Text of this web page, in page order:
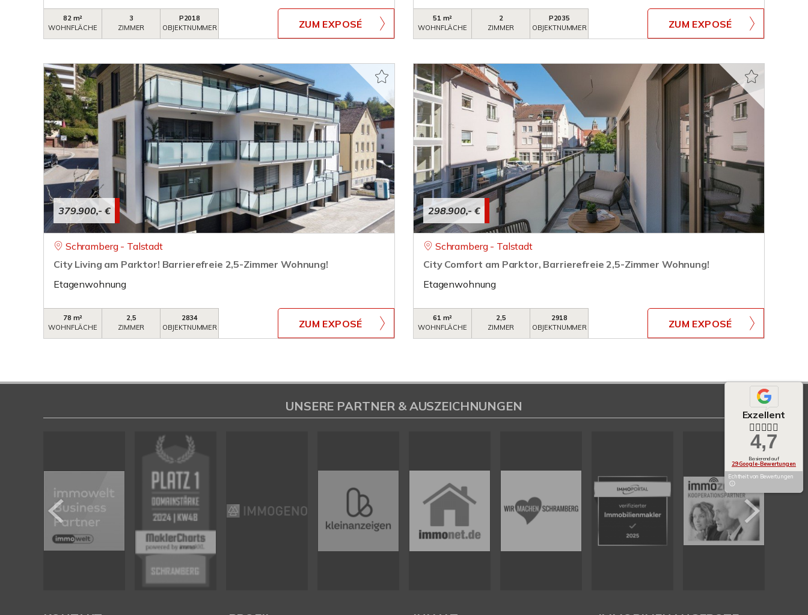
82 m²
WOHNFLÄCHE
3
ZIMMER
P2018
OBJEKTNUMMER
ZUM EXPOSÉ
51 m²
WOHNFLÄCHE
2
ZIMMER
P2035
OBJEKTNUMMER
ZUM EXPOSÉ
379.900,- €
Schramberg - Talstadt
City Living am Parktor! Barrierefreie 2,5-Zimmer Wohnung!
Etagenwohnung
78 m²
WOHNFLÄCHE
2,5
ZIMMER
2834
OBJEKTNUMMER
ZUM EXPOSÉ
298.900,- €
Schramberg - Talstadt
City Comfort am Parktor, Barrierefreie 2,5-Zimmer Wohnung!
Etagenwohnung
61 m²
WOHNFLÄCHE
2,5
ZIMMER
2918
OBJEKTNUMMER
ZUM EXPOSÉ
Exzellent
4,7
Basierend auf
29 Google-Bewertungen
Echtheit von Bewertungen
UNSERE PARTNER & AUSZEICHNUNGEN